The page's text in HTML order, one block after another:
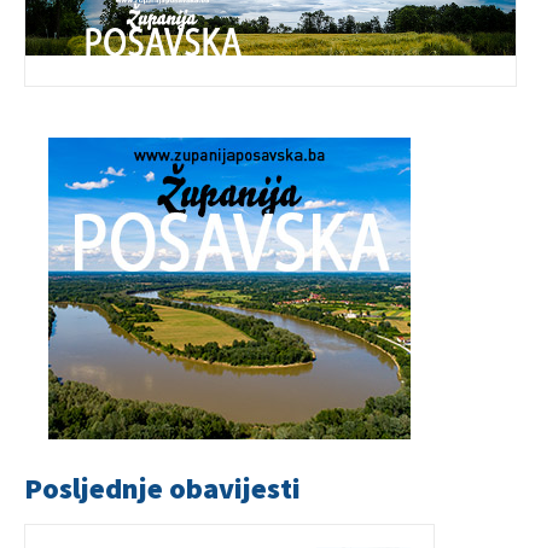
Posljednje obavijesti